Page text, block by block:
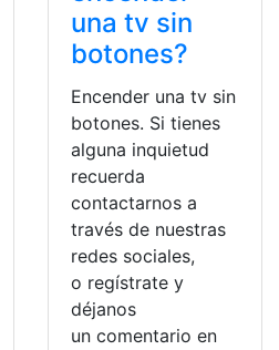
una tv sin
botones?
Encender una tv sin
botones. Si tienes
alguna inquietud
recuerda
contactarnos a
través de nuestras
redes sociales,
o regístrate y
déjanos
un comentario en